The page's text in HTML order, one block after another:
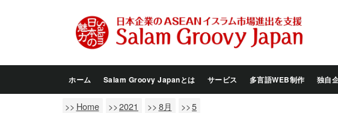
ホーム Salam Groovy Japanとは サービス 多言語WEB制作 独自
Home 2021 8月 5